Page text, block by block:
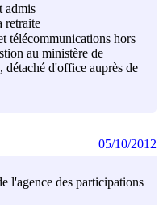
admis
retraite
télécommunications hors
au ministère de
détaché d'office auprès de
l'agence des participations
05/10/2012